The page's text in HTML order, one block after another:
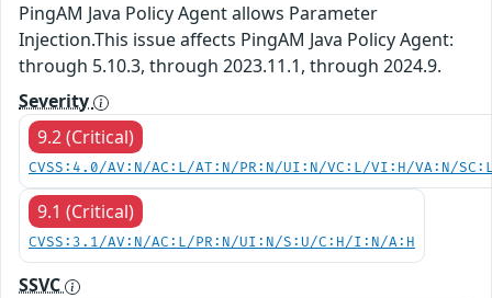
PingAM Java Policy Agent allows Parameter
Injection.This issue affects PingAM Java Policy Agent:
through 5.10.3, through 2023.11.1, through 2024.9.
Severity
9.2 (Critical)
CVSS:4.0/AV:N/AC:L/AT:N/PR:N/UI:N/VC:L/VI:H/VA:N/
9.1 (Critical)
CVSS:3.1/AV:N/AC:L/PR:N/UI:N/S:U/C:H/I:N/A:H
SSVC